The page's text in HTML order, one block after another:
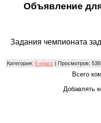
Объявление
Задания чемпионата
Категория: 6 класс | Просмотров:
Всего
Добавлять